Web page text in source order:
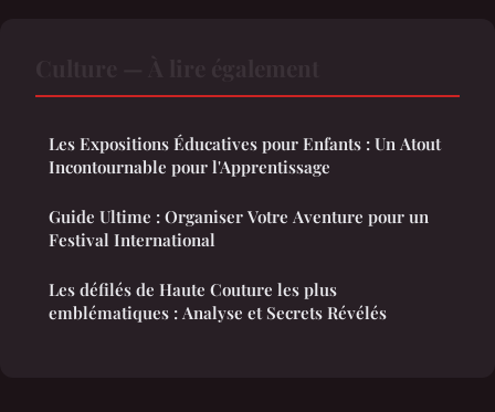
Les Expositions Éducatives pour Enfants : Un Atout
Incontournable pour l'Apprentissage
Guide Ultime : Organiser Votre Aventure pour un
Festival International
Les défilés de Haute Couture les plus
emblématiques : Analyse et Secrets Révélés